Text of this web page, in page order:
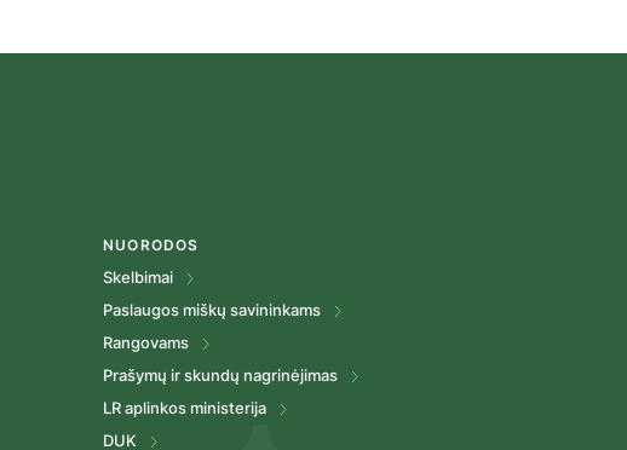
NUORODOS
Skelbimai
Paslaugos miškų savininkams
Rangovams
Prašymų ir skundų nagrinėjimas
LR aplinkos ministerija
DUK